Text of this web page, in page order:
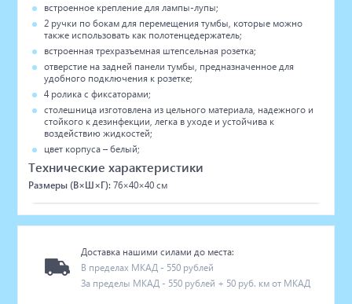
встроенное крепление для лампы-лупы;
2 ручки по бокам для перемещения тумбы, которые можно
также использовать как полотенцедержатель;
встроенная трехразъемная штепсельная розетка;
отверстие на задней панели тумбы, предназначенное для
удобного подключения к розетке;
4 ролика с фиксаторами;
столешница изготовлена из цельного материала, надежного и
стойкого к дезинфекции, легка в уходе и устойчива к
воздействию жидкостей;
цвет корпуса – белый;
Технические характеристики
Размеры (В×Ш×Г): 76×40×40 см
Доставка нашими силами до места:
В пределах МКАД - 550 рублей
За пределы МКАД - 550 рублей + 50 руб. км от МКАД